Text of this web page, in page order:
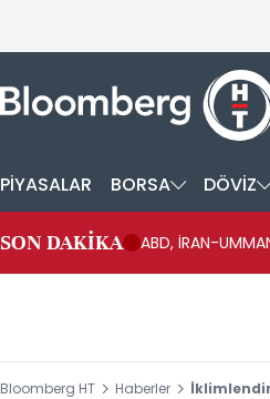
PİYASALAR BORSA DÖVİZ
SON DAKİKA ABD, İRAN-
Bloomberg HT Haberler